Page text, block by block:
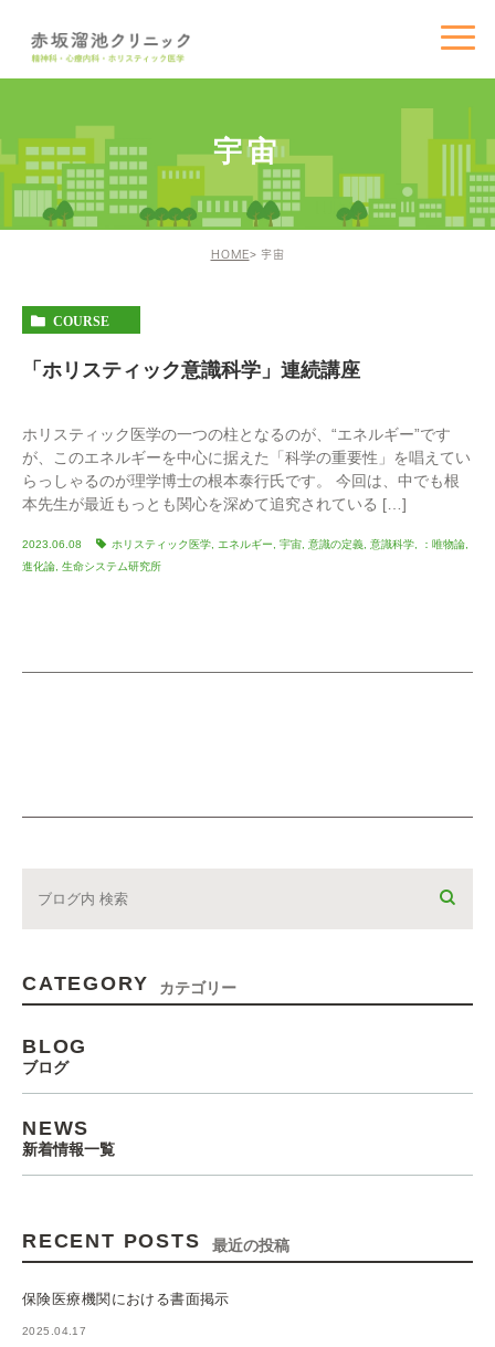
宇宙
HOME 宇宙
COURSE
「ホリスティック意識科学」連続講座
ホリスティック医学の一つの柱となるのが、“エネルギー”です
が、このエネルギーを中心に据えた「科学の重要性」を唱えてい
らっしゃるのが理学博士の根本泰行氏です。 今回は、中でも根
本先生が最近もっとも関心を深めて追究されている […]
2023.06.08 ホリスティック医学 エネルギー 宇宙 意識の定義 意識科学 ：唯物論
進化論 生命システム研究所
CATEGORY カテゴリー
BLOG
ブログ
NEWS
新着情報一覧
RECENT POSTS 最近の投稿
保険医療機関における書面掲示
2025.04.17